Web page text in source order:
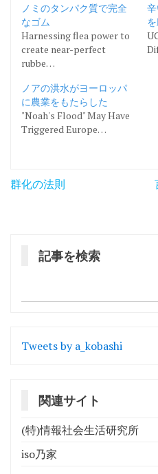
ノミのタンパク質で完全
なゴム
Harnessing flea power to
create near-perfect
rubbe…
ノアの洪水がヨーロッパ
に農業をもたらした
"Noah's Flood" May Have
Triggered Europe…
投
ョ
群化の法則
記事を検索
Tweets by a_kobashi
関連サイト
(特)情報社会生活研究所
iso乃家